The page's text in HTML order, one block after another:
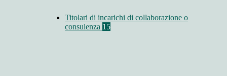
Titolari di incarichi di collaborazione o
consulenza 15